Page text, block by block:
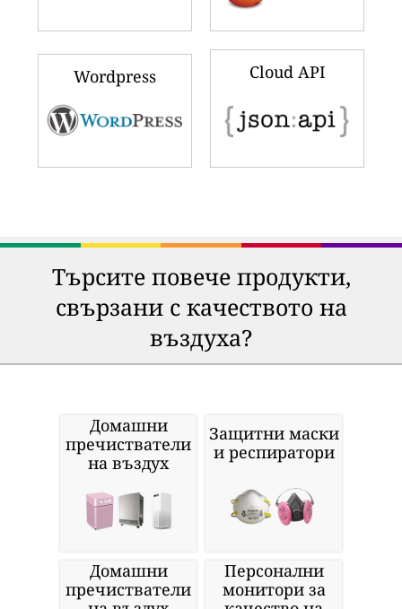
Wordpress Cloud API
Търсите повече продукти,
свързани с качеството на
въздуха?
Домашни
пречистватели
на въздух
Защитни маски
и респиратори
Домашни
пречистватели
Персонални
монитори за